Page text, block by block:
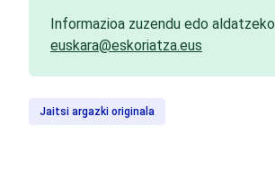
Informazioa zuzendu edo aldatzeko
euskara@eskoriatza.eus
Jaitsi argazki originala